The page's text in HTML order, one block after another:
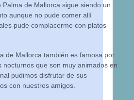
de Mallorca sigue siendo un
aunque no pude comer allí
pude complacerme con platos
de Mallorca también es famosa por
nocturnos que son muy animados en
pudimos disfrutar de sus
con nuestros amigos.